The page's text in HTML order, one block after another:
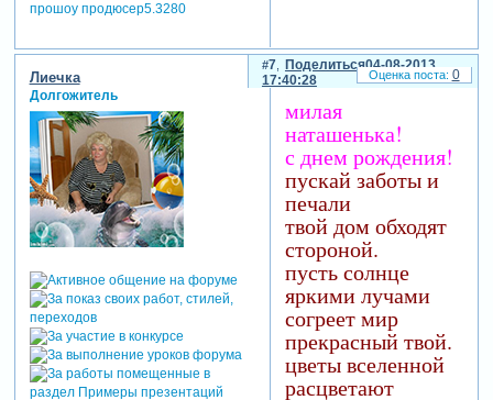
прошоу продюсер5.3280
Поделиться
7
04-08-2013
17:40:28
Лиечка
Долгожитель
милая
наташенька!
с днем рождения!
пускай заботы и
печали
твой дом обходят
стороной.
пусть солнце
яркими лучами
согреет мир
прекрасный твой.
цветы вселенной
расцветают
0